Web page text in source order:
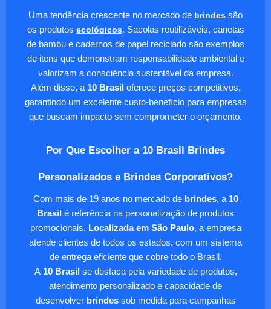
Uma tendência crescente no mercado de brindes são
os produtos ecológicos. Sacolas reutilizáveis, canetas
de bambu e cadernos de papel reciclado são exemplos
de itens que demonstram responsabilidade ambiental e
valorizam a consciência sustentável da empresa.
Além disso, a 10 Brasiloferece preços competitivos,
garantindo um excelente custo-benefício para empresas
que buscam impacto sem comprometer o orçamento.
Por Que Escolher a 10 Brasil Brindes
Personalizados e Brindes Corporativos?
Com mais de 19 anos no mercado de brindes, a 10
Brasil é referência na personalização de produtos
promocionais. Localizada em São Paulo, a empresa
atende clientes de todos os estados, com um sistema
de entrega eficiente que cobre todo o Brasil.
A10 Brasilse destaca pela variedade de produtos,
atendimento personalizado e capacidade de
desenvolver brindessob medida para campanhas